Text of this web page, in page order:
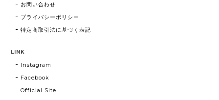
お問い合わせ
プライバシーポリシー
特定商取引法に基づく表記
LINK
Instagram
Facebook
Official Site